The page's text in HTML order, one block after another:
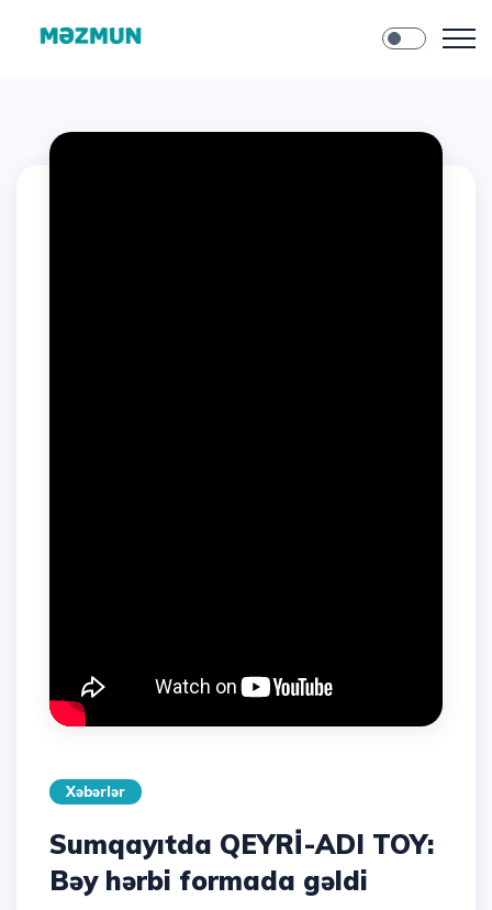
Xəbərlər
Sumqayıtda QEYRİ-ADI TOY:
Bəy hərbi formada gəldi